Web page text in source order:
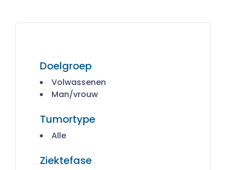
Doelgroep
Volwassenen
Man/vrouw
Tumortype
Alle
Ziektefase